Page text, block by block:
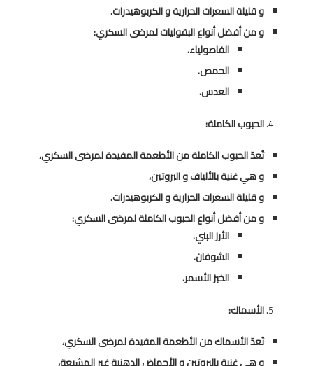
و قليلة السعرات الحرارية و الكربوهيدرات.
و من أفضل أنواع البقوليات لمرضى السكري:
الفاصولياء.
الحمص.
العدس.
الحبوب الكاملة:
تُعدّ الحبوب الكاملة من الأطعمة المفيدة لمرضى السكري،
و هي غنية بالألياف و البروتين،
و قليلة السعرات الحرارية و الكربوهيدرات.
و من أفضل أنواع الحبوب الكاملة لمرضى السكري:
الأرز البني.
الشوفان.
الخبز الأسمر.
الأسماك:
تُعدّ الأسماك من الأطعمة المفيدة لمرضى السكري،